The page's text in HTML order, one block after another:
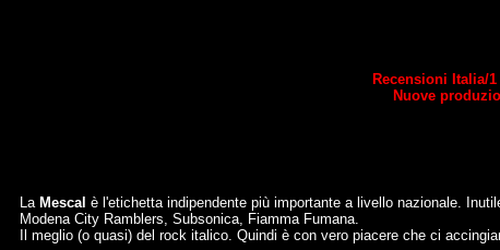
Recensioni Italia/
Nuove
La Mescal è l'etichetta indipendente più importante a livello nazionale.
Modena City Ramblers, Subsonica, Fiamma Fumana.
Il meglio (o quasi) del rock italico. Quindi è con vero piacere che ci